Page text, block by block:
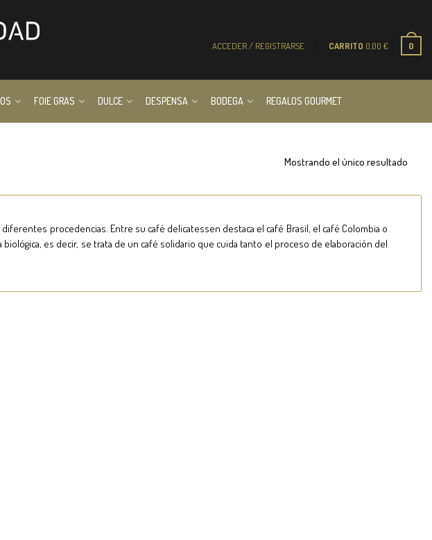
ACCEDER / REGISTRARSE CARRITO 0,00 € 0
FOIE GRAS DULCE DESPENSA BODEGA REGALOS GOURMET
Mostrando el único resultado
procedencias. Entre su café delicatessen destaca el café Brasil, el café Colombia o
es decir, se trata de un café solidario que cuida tanto el proceso de elaboración del